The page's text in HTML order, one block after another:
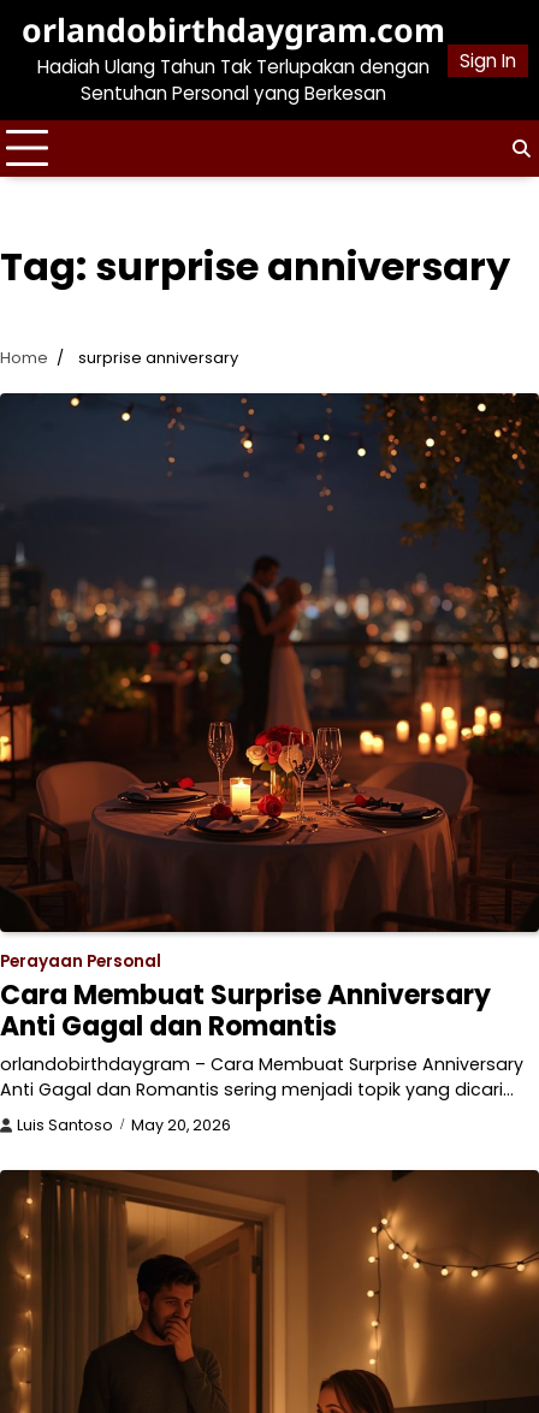
content
orlandobirthdaygram.com
Hadiah Ulang Tahun Tak Terlupakan dengan
Sentuhan Personal yang Berkesan
Sign In
Tag: surprise anniversary
Home surprise anniversary
Perayaan Personal
Cara Membuat Surprise Anniversary
Anti Gagal dan Romantis
orlandobirthdaygram – Cara Membuat Surprise Anniversary
Anti Gagal dan Romantis sering menjadi topik yang dicari…
Luis Santoso May 20, 2026